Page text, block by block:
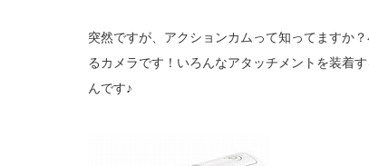
突然ですが、アクションカムって知ってますか
るカメラです！いろんなアタッチメントを装着
んです♪